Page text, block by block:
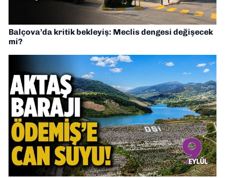
Balçova’da kritik bekleyiş: Meclis dengesi değişecek
mi?